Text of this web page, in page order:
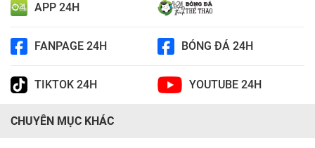
APP 24H
FANPAGE 24H BÓNG ĐÁ 24H
TIKTOK 24H YOUTUBE 24H
CHUYÊN MỤC KHÁC